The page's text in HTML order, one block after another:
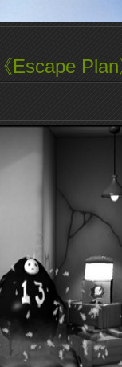
Escape